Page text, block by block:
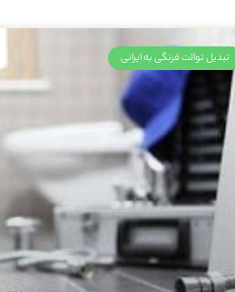
تبدیل توالت فرنگی به ایرانی